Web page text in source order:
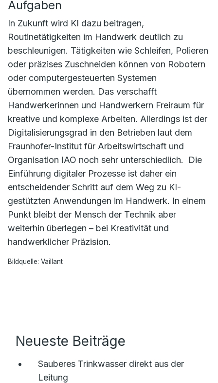
Aufgaben
In Zukunft wird KI dazu beitragen,
Routinetätigkeiten im Handwerk deutlich zu
beschleunigen. Tätigkeiten wie Schleifen, Polieren
oder präzises Zuschneiden können von Robotern
oder computergesteuerten Systemen
übernommen werden. Das verschafft
Handwerkerinnen und Handwerkern Freiraum für
kreative und komplexe Arbeiten. Allerdings ist der
Digitalisierungsgrad in den Betrieben laut dem
Fraunhofer-Institut für Arbeitswirtschaft und
Organisation IAO noch sehr unterschiedlich. Die
Einführung digitaler Prozesse ist daher ein
entscheidender Schritt auf dem Weg zu KI-
gestützten Anwendungen im Handwerk. In einem
Punkt bleibt der Mensch der Technik aber
weiterhin überlegen – bei Kreativität und
handwerklicher Präzision.
Bildquelle: Vaillant
Neueste Beiträge
Sauberes Trinkwasser direkt aus der
Leitung